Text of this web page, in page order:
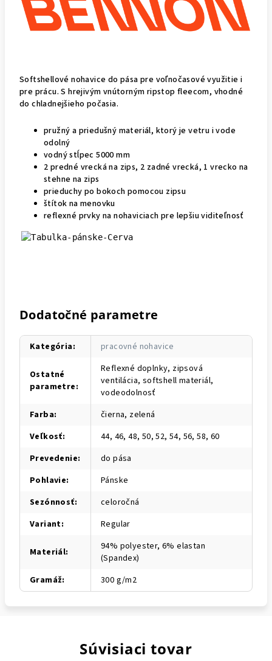
Softshellové nohavice do pása pre voľnočasové využitie i
pre prácu. S hrejivým vnútorným ripstop fleecom, vhodné
do chladnejšieho počasia.
pružný a priedušný materiál, ktorý je vetru i vode
odolný
vodný stĺpec 5000 mm
2 predné vrecká na zips, 2 zadné vrecká, 1 vrecko na
stehne na zips
prieduchy po bokoch pomocou zipsu
štítok na menovku
reflexné prvky na nohaviciach pre lepšiu viditeľnosť
Dodatočné parametre
Kategória: pracovné nohavice
Ostatné
parametre:
Reflexné doplnky, zipsová
ventilácia, softshell materiál,
vodeodolnosť
Farba:
čierna, zelená
Veľkosť:
44, 46, 48, 50, 52, 54, 56, 58, 60
Prevedenie:
do pása
Pohlavie:
Pánske
Sezónnosť:
celoročná
Variant: Regular
Materiál:
94% polyester, 6% elastan
(Spandex)
Gramáž: 300 g/m2
Súvisiaci tovar